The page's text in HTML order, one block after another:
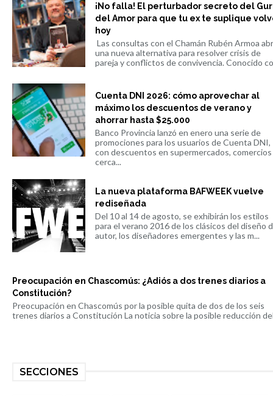
¡No falla! El perturbador secreto del
del Amor para que tu ex te suplique
hoy
Las consultas con el Chamán Rubén Armoa
una nueva alternativa para resolver crisis de
pareja y conflictos de convivencia. Conocido
Cuenta DNI 2026: cómo aprovechar al
máximo los descuentos de verano y
ahorrar hasta $25.000
Banco Provincia lanzó en enero una serie de
promociones para los usuarios de Cuenta DNI,
con descuentos en supermercados,
cerca...
La nueva plataforma BAFWEEK vuelve
rediseñada
Del 10 al 14 de agosto, se exhibirán los estilos
para el verano 2016 de los clásicos del diseño
autor, los diseñadores emergentes y las m...
Preocupación en Chascomús: ¿Adiós a dos trenes diarios a
Constitución?
Preocupación en Chascomús por la posible quita de dos de los seis
trenes diarios a Constitución La noticia sobre la posible reducción
SECCIONES